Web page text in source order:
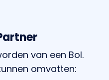
van een Bol.
omvatten: